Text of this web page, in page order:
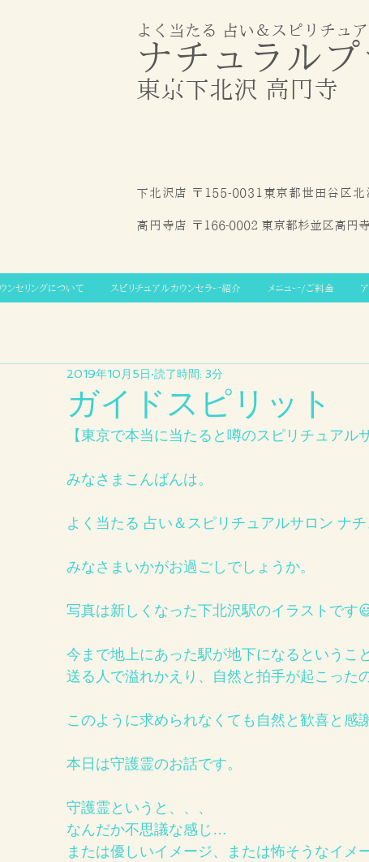
よく当たる 占い＆スピリチュ
ナチュラルプ
東京下北沢 高円寺
下北沢店 〒155-0031東京都世田谷区北
高円寺店 〒166-0002 東京都杉並区高円寺
ンセリングについて スピリチュアルカウンセラー紹介 メニュー/ご料金
ガイドスピリット
2019年10月5日 読了時間: 3分
【東京で本当に当たると噂のスピリチュアル
みなさまこんばんは。
よく当たる 占い＆スピリチュアルサロン ナ
みなさまいかがお過ごしでしょうか。
写真は新しくなった下北沢駅のイラストです
今まで地上にあった駅が地下になるというこ
送る人で溢れかえり、自然と拍手が起こった
このように求められなくても自然と歓喜と感
本日は守護霊のお話です。
守護霊というと、、、
なんだか不思議な感じ…
または優しいイメージ、または怖そうなイ